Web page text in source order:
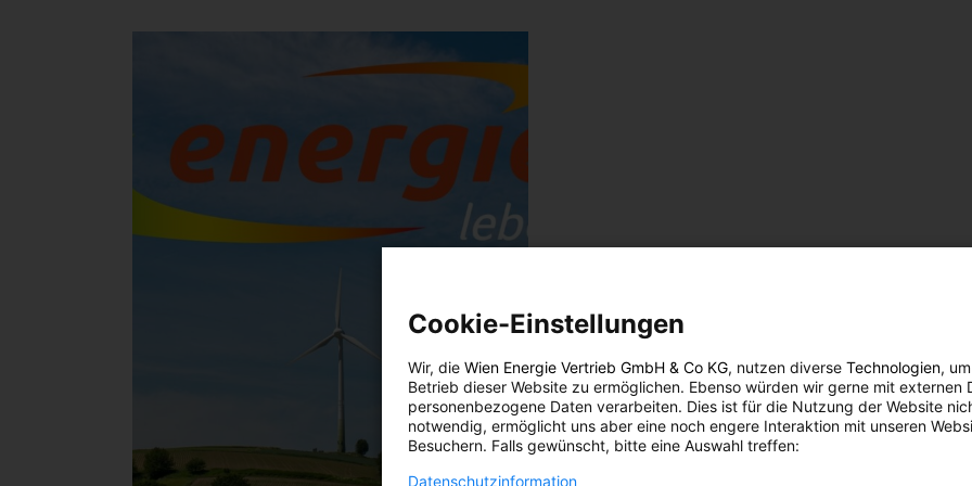
Cookie-Einstellungen
Wir, die Wien Energie Vertrieb GmbH & Co KG, nutzen diverse Technologien,
Betrieb dieser Website zu ermöglichen. Ebenso würden wir gerne mit externen
personenbezogene Daten verarbeiten. Dies ist für die Nutzung der Website
notwendig, ermöglicht uns aber eine noch engere Interaktion mit unseren
Besuchern. Falls gewünscht, bitte eine Auswahl treffen:
Datenschutzinformation